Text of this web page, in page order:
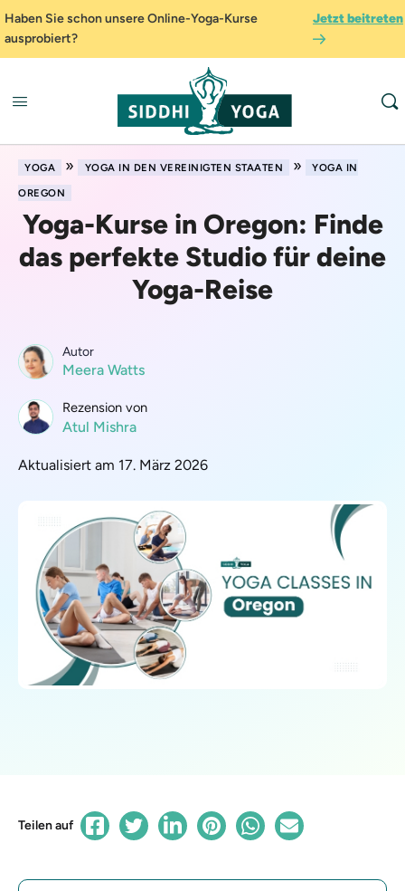
Haben Sie schon unsere Online-Yoga-Kurse
ausprobiert?
Jetzt beitreten
YOGA » YOGA IN DEN VEREINIGTEN STAATEN »
YOGA IN
OREGON
Yoga-Kurse in Oregon: Finde
das perfekte Studio für deine
Yoga-Reise
Autor
Meera Watts
Rezension von
Atul Mishra
Aktualisiert am 17. März 2026
Teilen auf